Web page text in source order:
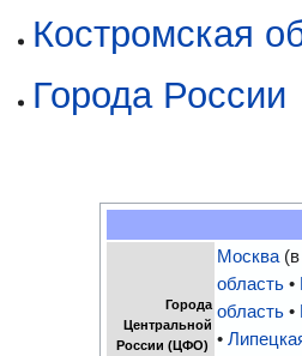
Костромская
Города России
Города
Центральной
России (ЦФО)
Москва(в
область •
область •
•